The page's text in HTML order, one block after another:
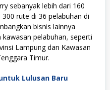
sebanyak lebih dari 160
rute di 36 pelabuhan di
bisnis lainnya
pelabuhan, seperti
Lampung dan Kawasan
Timur.
Lulusan Baru